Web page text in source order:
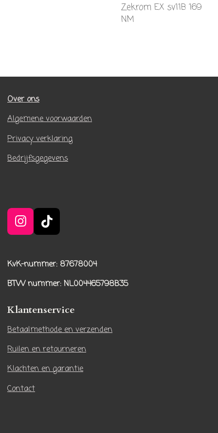
Zekrom EX sv11B 169
NM
Over ons
Algemene voorwaarden
Privacy verklaring
Bedrijfsgegevens
I
n
t
a
g
a
m
T
i
T
o
k
KvK-nummer: 87678004
BTW nummer: NL004465798B35
Klantenservice
Betaalmethode en verzenden
Ruilen en retourneren
Klachten en garantie
Contact